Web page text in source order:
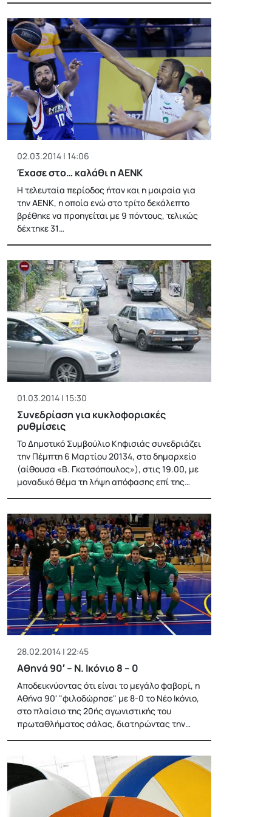
02.03.2014 | 14:06
Έχασε στο… καλάθι η ΑΕΝΚ
Η τελευταία περίοδος ήταν και η μοιραία για
την ΑΕΝΚ, η οποία ενώ στο τρίτο δεκάλεπτο
βρέθηκε να προηγείται με 9 πόντους, τελικώς
δέχτηκε 31…
01.03.2014 | 15:30
Συνεδρίαση για κυκλοφοριακές
ρυθμίσεις
Το Δημοτικό Συμβούλιο Κηφισιάς συνεδριάζει
την Πέμπτη 6 Μαρτίου 20134, στο δημαρχείο
(αίθουσα «Β. Γκατσόπουλος»), στις 19.00, με
μοναδικό θέμα τη λήψη απόφασης επί της…
28.02.2014 | 22:45
Αθηνά 90′ – Ν. Ικόνιο 8 – 0
Αποδεικνύοντας ότι είναι το μεγάλο φαβορί, η
Αθήνα 90' "φιλοδώρησε" με 8-0 το Νέο Ικόνιο,
στο πλαίσιο της 20ής αγωνιστικής του
πρωταθλήματος σάλας, διατηρώντας την…